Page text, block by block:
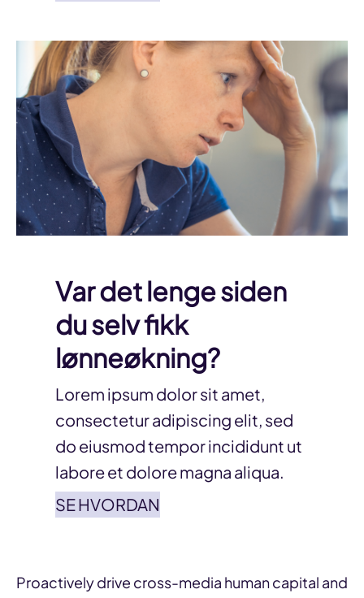
Var det lenge siden
du selv fikk
lønneøkning?
Lorem ipsum dolor sit amet,
consectetur adipiscing elit, sed
do eiusmod tempor incididunt ut
labore et dolore magna aliqua.
SE HVORDAN
Proactively drive cross-media human capital and